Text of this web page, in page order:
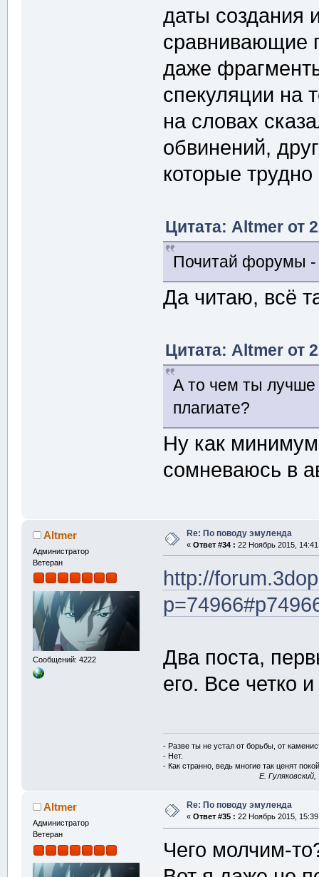
даты создания
сравнивающие
даже
спекуляции на
на словах
обвинений,
которые
Цитата: Altmer от
Почитай форумы -
Да читаю, всё
Цитата: Altmer от
А то чем ты лучше
плагиате?
Ну как
сомневаюсь в
Altmer
Администратор
Ветеран
Сообщений: 4222
Re: По поводу эмуленда
« Ответ #34 : 22 Ноябрь 2015,
http://
Два поста,
его. Все четко
- Разве ты не устал от борьбы, от
- Нет.
- Как странно, ведь многие так ценят
E.
Altmer
Администратор
Ветеран
Re: По поводу эмуленда
« Ответ #35 : 22 Ноябрь 2015,
Чего молчим-